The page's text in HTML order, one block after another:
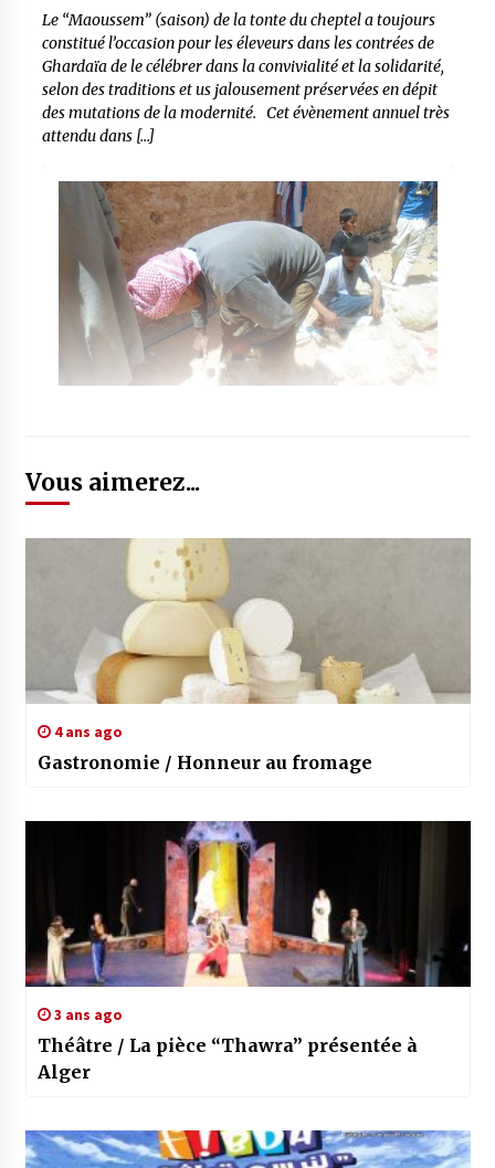
Le “Maoussem” (saison) de la tonte du cheptel a toujours
constitué l’occasion pour les éleveurs dans les contrées de
Ghardaïa de le célébrer dans la convivialité et la solidarité,
selon des traditions et us jalousement préservées en dépit
des mutations de la modernité. Cet évènement annuel très
attendu dans […]
Vous aimerez...
4 ans ago
Gastronomie / Honneur au fromage
3 ans ago
Théâtre / La pièce “Thawra” présentée à
Alger